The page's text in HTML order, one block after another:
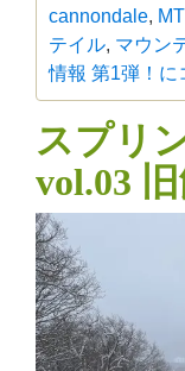
cannondale,
テイル, マウン
情報 第1弾！に
スプリ
vol.03